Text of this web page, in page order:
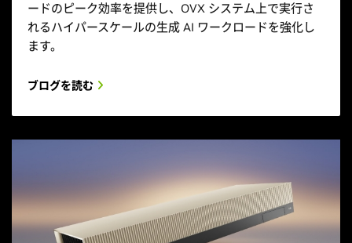
ードのピーク効率を提供し、OVX システム上で実行さ
れるハイパースケールの生成 AI ワークロードを強化し
ます。
ブログを読む